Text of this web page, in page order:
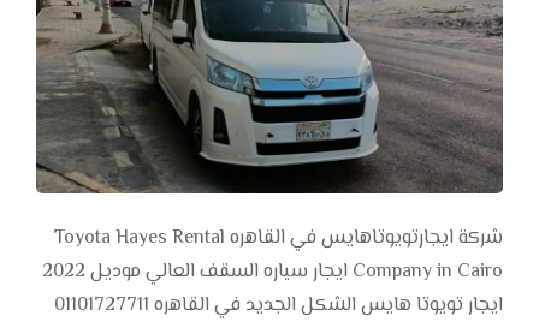
شركة ايجارتويوتاهايس في القاهره Toyota Hayes Rental
Company in Cairo ايجار سياره السقف العالي موديل 2022
ايجار تويوتا هايس الشكل الجديد في القاهره 01101727711